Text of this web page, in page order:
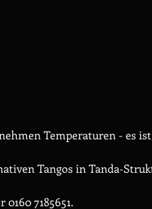
Temperaturen - es
Tangos in Tanda-
7185651.